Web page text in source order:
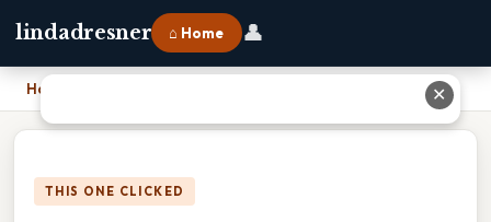
lindadresner ⌂ Home 👤
Home
THIS ONE CLICKED
✕